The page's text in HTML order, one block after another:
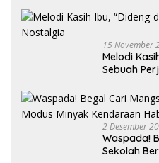
15 November
Melodi
Sebuah
2 Desember
Waspada!
Sekolah